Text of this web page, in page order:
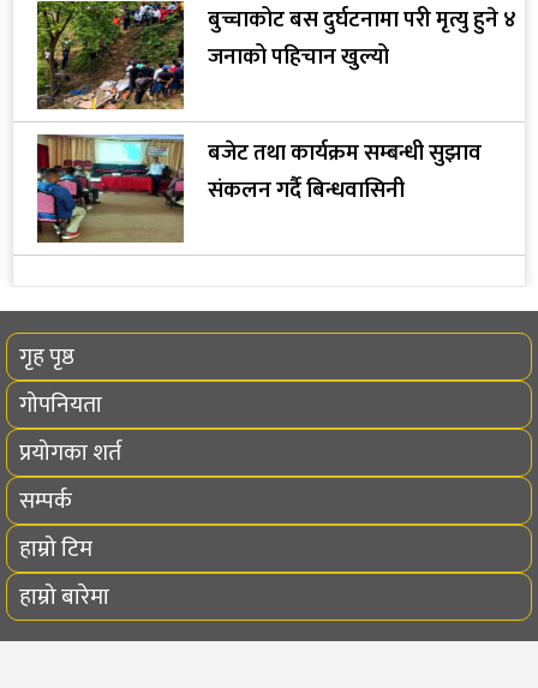
बुच्चाकोट बस दुर्घटनामा परी मृत्यु हुने ४
जनाको पहिचान खुल्यो
बजेट तथा कार्यक्रम सम्बन्धी सुझाव
संकलन गर्दै बिन्धवासिनी
गृह पृष्ठ
गोपनियता
प्रयोगका शर्त
सम्पर्क
हाम्रो टिम
हाम्रो बारेमा